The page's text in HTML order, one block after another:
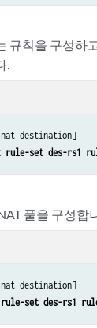
규칙을 구성하
.
destination]
rule-set des-rs1
풀을 구성합
destination]
set des-rs1